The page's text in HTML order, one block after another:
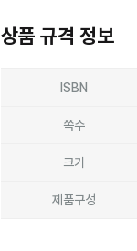
상품 규격 정보
ISBN
쪽수
크기
제품구성